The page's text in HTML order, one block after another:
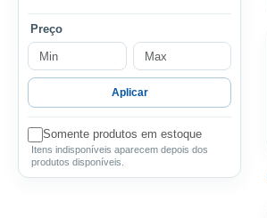
Preço
Aplicar
Somente produtos em estoque
Itens indisponíveis aparecem depois dos
produtos disponíveis.